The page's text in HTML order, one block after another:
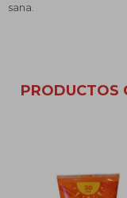
sana.
PRODUCTOS